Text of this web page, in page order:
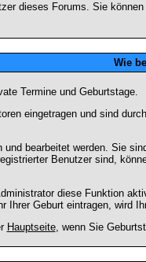
dieses Forums. Sie
Wie
Termine und Geburtstage.
eingetragen und sind
bearbeitet werden. Sie
Benutzer sind,
diese Funktion
Geburt eintragen, wird
Hauptseite, wenn Sie